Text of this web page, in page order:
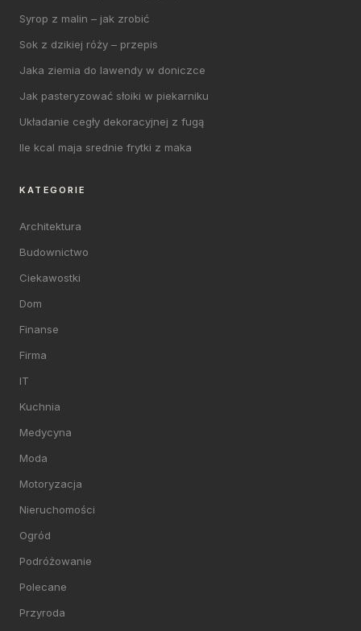
Syrop z malin – jak zrobić
Sok z dzikiej róży – przepis
Jaka ziemia do lawendy w doniczce
Jak pasteryzować słoiki w piekarniku
Układanie cegły dekoracyjnej z fugą
Ile kcal maja srednie frytki z maka
KATEGORIE
Architektura
Budownictwo
Ciekawostki
Dom
Finanse
Firma
IT
Kuchnia
Medycyna
Moda
Motoryzacja
Nieruchomości
Ogród
Podróżowanie
Polecane
Przyroda